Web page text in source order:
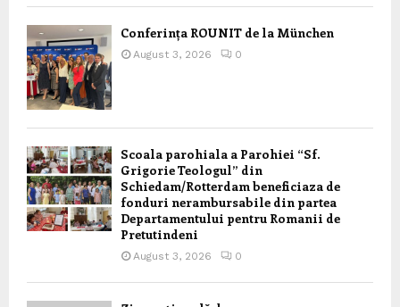
Conferința ROUNIT de la München
August 3, 2026 0
Scoala parohiala a Parohiei “Sf.
Grigorie Teologul” din
Schiedam/Rotterdam beneficiaza de
fonduri nerambursabile din partea
Departamentului pentru Romanii de
Pretutindeni
August 3, 2026 0